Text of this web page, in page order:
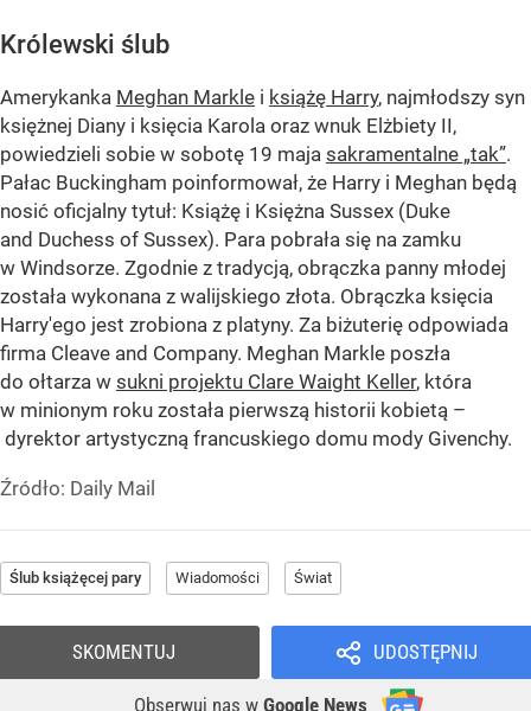
Królewski ślub
Amerykanka Meghan Markle i książę Harry, najmłodszy syn
księżnej Diany i księcia Karola oraz wnuk Elżbiety II,
powiedzieli sobie w sobotę 19 maja sakramentalne „tak”.
Pałac Buckingham poinformował, że Harry i Meghan będą
nosić oficjalny tytuł: Książę i Księżna Sussex (Duke
and Duchess of Sussex). Para pobrała się na zamku
w Windsorze. Zgodnie z tradycją, obrączka panny młodej
została wykonana z walijskiego złota. Obrączka księcia
Harry'ego jest zrobiona z platyny. Za biżuterię odpowiada
firma Cleave and Company. Meghan Markle poszła
do ołtarza w sukni projektu Clare Waight Keller, która
w minionym roku została pierwszą historii kobietą –
dyrektor artystyczną francuskiego domu mody Givenchy.
Źródło: Daily Mail
Ślub książęcej pary Wiadomości Świat
UDOSTĘPNIJ
Obserwuj nas w Google News
SKOMENTUJ